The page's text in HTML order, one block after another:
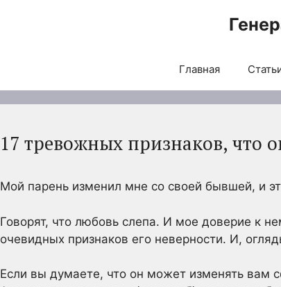
Главная
17 тревожных признаков, что
Мой парень изменил мне со своей бывшей, и
Говорят, что любовь слепа. И мое доверие к
очевидных признаков его неверности. И,
Если вы думаете, что он может изменять вам